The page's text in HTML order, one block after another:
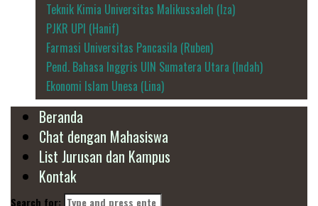
Teknik Kimia Universitas Malikussaleh (Iza)
PJKR UPI (Hanif)
Farmasi Universitas Pancasila (Ruben)
Pend. Bahasa Inggris UIN Sumatera Utara (Indah)
Ekonomi Islam Unesa (Lina)
Beranda
Chat dengan Mahasiswa
List Jurusan dan Kampus
Kontak
Search for: